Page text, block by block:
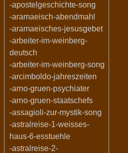
-apostelgeschichte-song
-aramaeisch-abendmahl
-aramaeisches-jesusgebet
-arbeiter-im-weinberg-
deutsch
-arbeiter-im-weinberg-song
-arcimboldo-jahreszeiten
-arno-gruen-psychiater
-arno-gruen-staatschefs
-assagioli-zur-mystik-song
-astralreise-1-weisses-
haus-6-esstuehle
-astralreise-2-